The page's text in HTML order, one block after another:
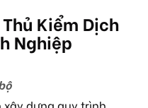
Kiểm Dịch
Nghiệp